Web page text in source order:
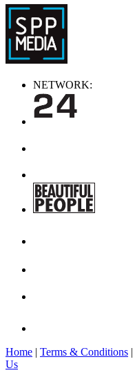
NETWORK:
Home | Terms & Conditions |
Us